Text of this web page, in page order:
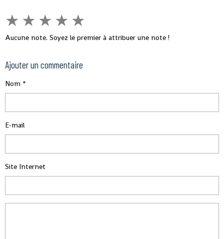
★ ★ ★ ★ ★
Aucune note. Soyez le premier à attribuer une note !
Ajouter un commentaire
Nom
E-mail
Site Internet